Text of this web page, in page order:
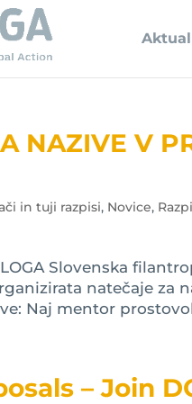
NAZIVE V
in tuji razpisi, Novice,
Slovenska
natečaje za
Naj mentor
– Join